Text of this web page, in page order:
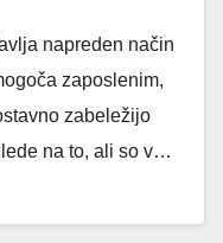
napreden način
zaposlenim,
zabeležijo
na to, ali so v…